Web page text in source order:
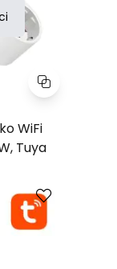
WiFi
Tuya